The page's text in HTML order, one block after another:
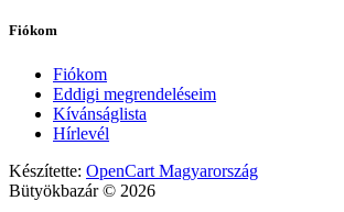
Fiókom
Fiókom
Eddigi megrendeléseim
Kívánságlista
Hírlevél
Készítette: OpenCart Magyarország
Bütyökbazár © 2026